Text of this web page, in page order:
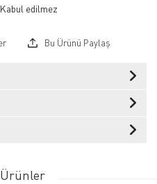
Bu Ürünü Paylaş